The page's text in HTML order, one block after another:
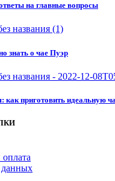
на главные вопросы
знать о чае Пуэр
как приготовить идеальную
данных